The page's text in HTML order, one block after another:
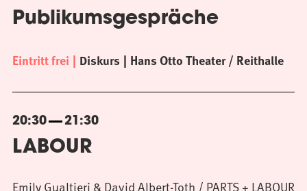
Publikumsgespräche
Eintritt frei Diskurs Hans Otto Theater / Reithalle
20:30 21:30
LABOUR
Emily Gualtieri & David Albert-Toth / PARTS + LABOUR